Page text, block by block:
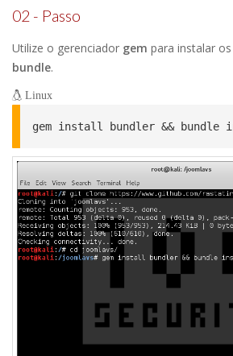
02 - Passo
Utilize o gerenciador gem para instalar
bundle.
Linux
gem install bundler && bundle